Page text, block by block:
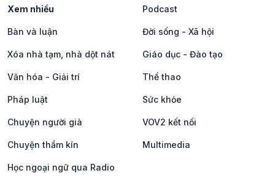
Xem nhiều Podcast
Bàn và luận Đời sống - Xã hội
Xóa nhà tạm, nhà dột nát Giáo dục - Đào tạo
Văn hóa - Giải trí Thể thao
Pháp luật Sức khỏe
Chuyện người già VOV2 kết nối
Chuyện thầm kín Multimedia
Học ngoại ngữ qua Radio